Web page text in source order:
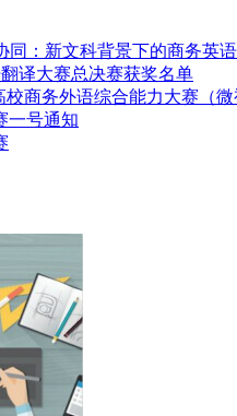
同：新文科背景下的商务英
译大赛总决赛获奖名单
校商务外语综合能力大赛（微
一号通知